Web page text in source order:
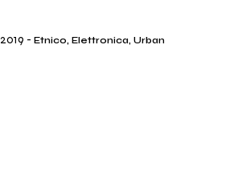
2019 -Etnico, Elettronica, Urban